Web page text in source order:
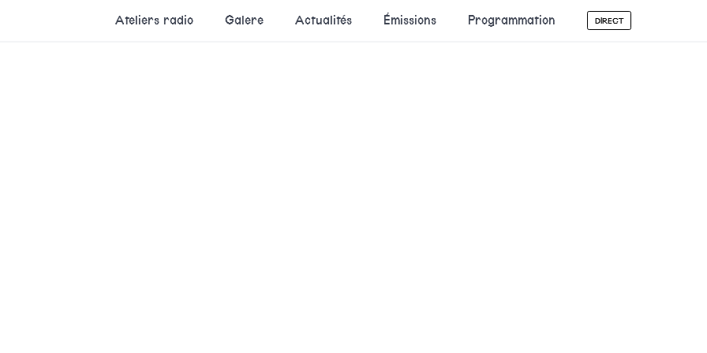
Ateliers radio Galere Actualités Émissions Programmation DIRECT